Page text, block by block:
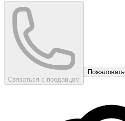
Связаться с продавцом